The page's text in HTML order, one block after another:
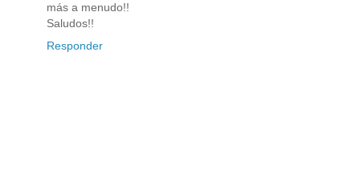
más a menudo!!
Saludos!!
Responder